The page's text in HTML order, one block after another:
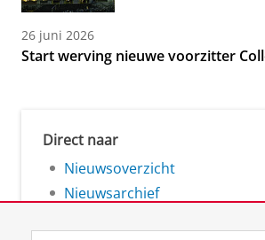
26 juni 2026
Start werving nieuwe voorzitter
Direct naar
Nieuwsoverzicht
Nieuwsarchief